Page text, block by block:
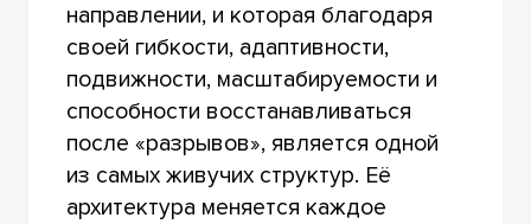
направлении, и которая благодаря
своей гибкости, адаптивности,
подвижности, масштабируемости и
способности восстанавливаться
после «разрывов», является одной
из самых живучих структур. Её
архитектура меняется каждое